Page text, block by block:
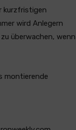
kurzfristigen
wird Anlegern
überwachen, wenn
montierende